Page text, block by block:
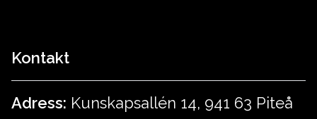
Kontakt
Adress: Kunskapsallén 14, 941 63 Piteå